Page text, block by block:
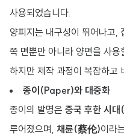
사용되었습니다.
양피지는 내구성이 뛰어나고,
쪽 면뿐만 아니라 양면을 사용
하지만 제작 과정이 복잡하고
종이(Paper)와 대중화
종이의 발명은 중국 후한 시
루어졌으며, 채륜(蔡伦)이라